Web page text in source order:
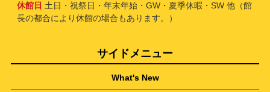
休館日 土日・祝祭日・年末年始・GW・夏季休暇・SW 他（館
長の都合により休館の場合もあります。）
サイドメニュー
What's New